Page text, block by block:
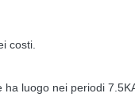
costi.
luogo nei periodi